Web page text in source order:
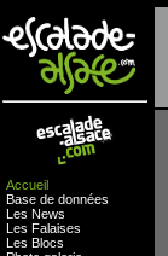
Accueil
Base de données
Les News
Les Falaises
Les Blocs